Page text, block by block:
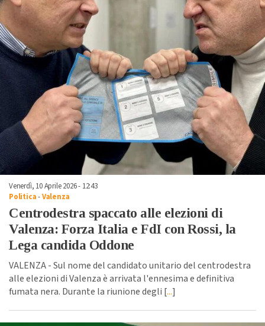
Venerdì, 10 Aprile 2026 - 12:43
Politica-Valenza
Centrodestra spaccato alle elezioni di
Valenza: Forza Italia e FdI con Rossi, la
Lega candida Oddone
VALENZA - Sul nome del candidato unitario del centrodestra
alle elezioni di Valenza è arrivata l'ennesima e definitiva
fumata nera. Durante la riunione degli [...]